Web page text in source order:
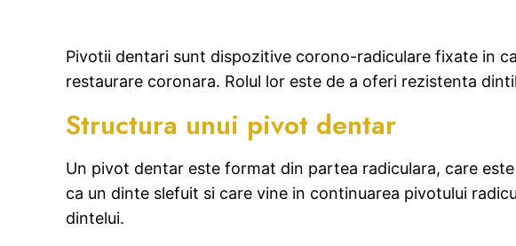
Pivotii dentari sunt dispozitive corono-radiculare fixate in
restaurare coronara. Rolul lor este de a oferi rezistenta
Structura unui pivot dentar
Un pivot dentar este format din partea radiculara, care
ca un dinte slefuit si care vine in continuarea pivotului
dintelui.